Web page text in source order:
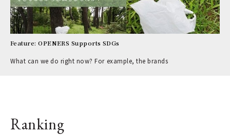
Feature: OPENERS Supports SDGs
What can we do right now? For example, the brands
Ranking